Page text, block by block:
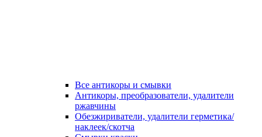
Все антикоры и смывки
Антикоры, преобразователи, удалители
ржавчины
Обезжириватели, удалители герметика/
наклеек/скотча